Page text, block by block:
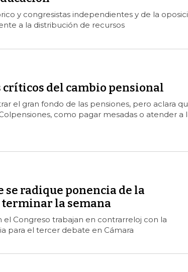
y congresistas independientes y de la
a la distribución de recursos
críticos del cambio pensional
el gran fondo de las pensiones, pero aclara
como pagar mesadas o atender a
se radique ponencia de la
la semana
el Congreso trabajan en contrarreloj con la
para el tercer debate en Cámara